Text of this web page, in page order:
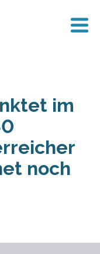
im
noch